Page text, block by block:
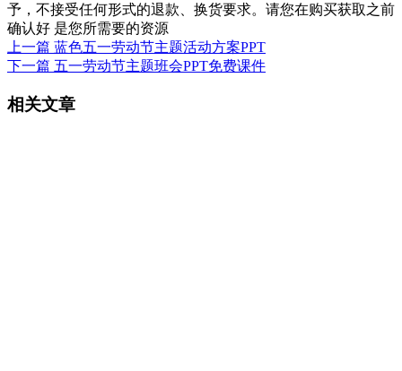
予，不接受任何形式的退款、换货要求。请您在购买获取之前
确认好 是您所需要的资源
上一篇 蓝色五一劳动节主题活动方案PPT
下一篇 五一劳动节主题班会PPT免费课件
相关文章